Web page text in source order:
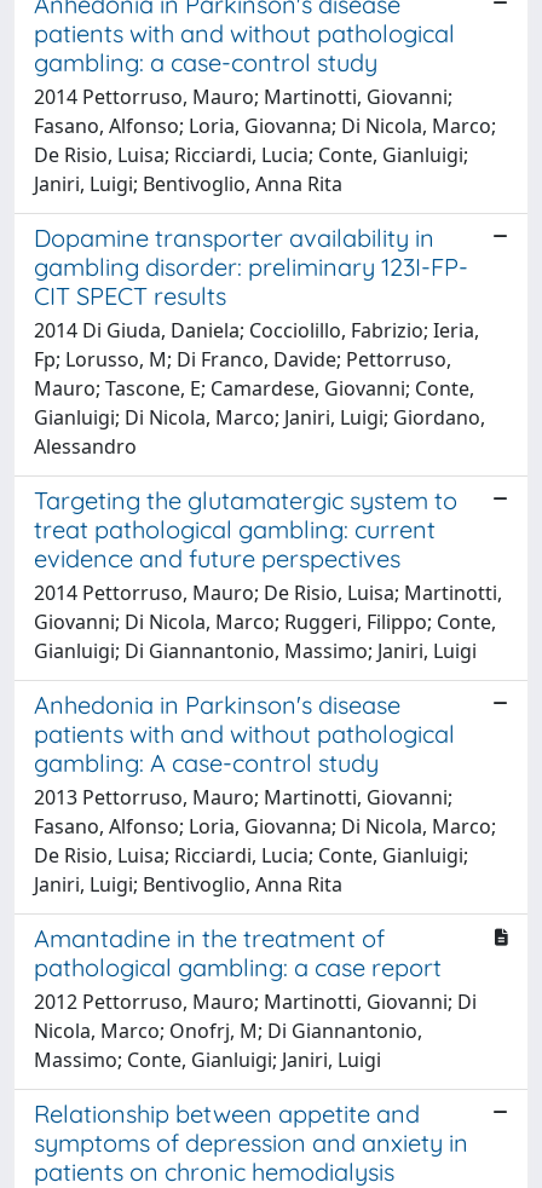
patients with and without pathological
gambling: a case-control study
2014 Pettorruso, Mauro; Martinotti, Giovanni;
Fasano, Alfonso; Loria, Giovanna; Di Nicola, Marco;
De Risio, Luisa; Ricciardi, Lucia; Conte, Gianluigi;
Janiri, Luigi; Bentivoglio, Anna Rita
Dopamine transporter availability in
gambling disorder: preliminary 123I-FP-
CIT SPECT results
2014 Di Giuda, Daniela; Cocciolillo, Fabrizio; Ieria,
Fp; Lorusso, M; Di Franco, Davide; Pettorruso,
Mauro; Tascone, E; Camardese, Giovanni; Conte,
Gianluigi; Di Nicola, Marco; Janiri, Luigi; Giordano,
Alessandro
Targeting the glutamatergic system to
treat pathological gambling: current
evidence and future perspectives
2014 Pettorruso, Mauro; De Risio, Luisa; Martinotti,
Giovanni; Di Nicola, Marco; Ruggeri, Filippo; Conte,
Gianluigi; Di Giannantonio, Massimo; Janiri, Luigi
Anhedonia in Parkinson's disease
patients with and without pathological
gambling: A case-control study
2013 Pettorruso, Mauro; Martinotti, Giovanni;
Fasano, Alfonso; Loria, Giovanna; Di Nicola, Marco;
De Risio, Luisa; Ricciardi, Lucia; Conte, Gianluigi;
Janiri, Luigi; Bentivoglio, Anna Rita
Amantadine in the treatment of
pathological gambling: a case report
2012 Pettorruso, Mauro; Martinotti, Giovanni; Di
Nicola, Marco; Onofrj, M; Di Giannantonio,
Massimo; Conte, Gianluigi; Janiri, Luigi
Relationship between appetite and
symptoms of depression and anxiety in
patients on chronic hemodialysis